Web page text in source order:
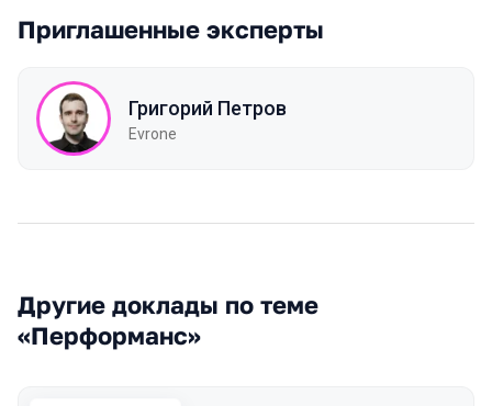
Приглашенные эксперты
Григорий Петров
Evrone
Другие доклады по теме
«Перформанс»